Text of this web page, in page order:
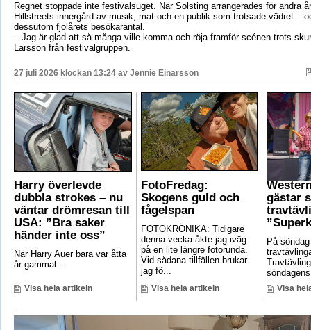
Regnet stoppade inte festivalsuget. När Solsting arrangerades för andra
Hillstreets innergård av musik, mat och en publik som trotsade vädret –
dessutom fjolårets besökarantal.
– Jag är glad att så många ville komma och röja framför scénen trots
Larsson från festivalgruppen.
27 juli 2026 klockan 13:24 av Jennie Einarsson
Harry överlevde
dubbla strokes – nu
väntar drömresan till
USA: ”Bra saker
händer inte oss”
När Harry Auer bara var åtta
år gammal ...
Visa hela artikeln
FotoFredag:
Skogens guld och
fågelspan
FOTOKRÖNIKA: Tidigare
denna vecka åkte jag iväg
på en lite längre fotorunda.
Vid sådana tillfällen brukar
jag fö...
Visa hela artikeln
gästar
På
Visa